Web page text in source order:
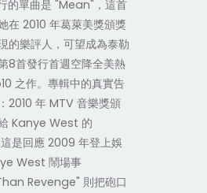
的單曲是 "Mean"，這首
在 2010 年葛萊美獎頒獎
的樂評人，可望成為泰勒
8首發行首週空降全美熱
之作。專輯中的真實告
2010 年 MTV 音樂獎頒
Kanye West 的
是回應 2009 年登上娛
West 鬧場事
Revenge" 則把砲口